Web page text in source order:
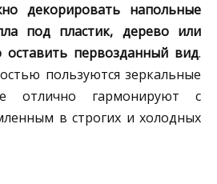
декорировать напольные
под пластик, дерево или
первозданный вид.
пользуются зеркальные
отлично гармонируют с
в строгих и холодных